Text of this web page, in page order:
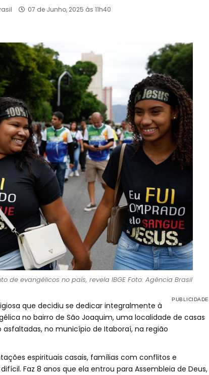
07 de Junho, 2025 às 11h40
de evangélicos no país, revela IBGE Foto: Agência Brasil
que decidiu se dedicar integralmente à
no bairro de São Joaquim, uma localidade de casas
asfaltadas, no município de Itaboraí, na região
espirituais casais, famílias com conflitos e
Faz 8 anos que ela entrou para Assembleia de Deus,